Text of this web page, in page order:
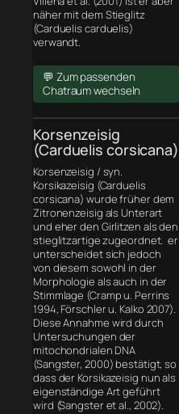
näher mit dem Stieglitz
(Carduelis carduelis)
verwandt.
💬 Zum passenden
Chatraum wechseln
Korsenzeisig
(Carduelis corsicana)
Korsenzeisig / syn.
Korsikazeisig (Carduelis
corsicana) wurde früher dem
Zitronenzeisig als Unterart
und eher den Girlitzen als den
stieglitzartige zugeordnet. er
unterscheidet sich jedoch
von diesem sowohl in der
Morphologie als auch in der
Stimmlage (Cramp u. Perrins
1994, Förschler u. Kalko 2007).
Diese Annahme wird durch
Untersuchungen der
mitochondrialen DNA
(Sangster, 2000) bestätigt, so
dass der Korsikazeisig nun als
eigenständige Art geführt
wird (Sangster et al., 2002).